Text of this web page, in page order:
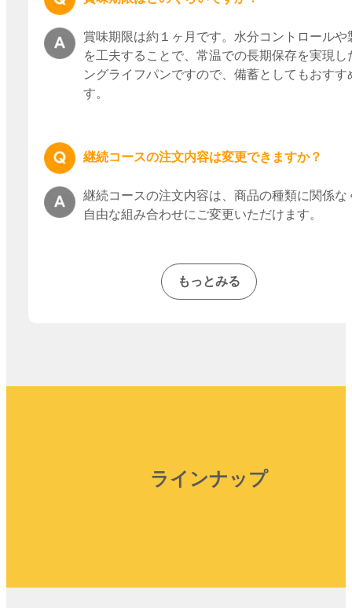
賞味期限は約１ヶ月です。水分コントロールや
を工夫することで、常温での長期保存を実現し
ングライフパンですので、備蓄としてもおすす
す。
継続コースの注文内容は変更できますか？
継続コースの注文内容は、商品の種類に関係な
自由な組み合わせにご変更いただけます。
もっとみる
ラインナップ